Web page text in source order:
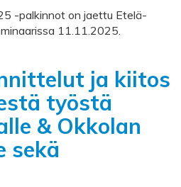
-palkinnot on jaettu Etelä-
11.11.2025.
ja kiitos
työstä
& Okkolan
sekä